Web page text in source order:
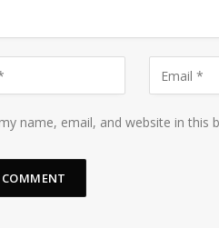
name, email, and website in